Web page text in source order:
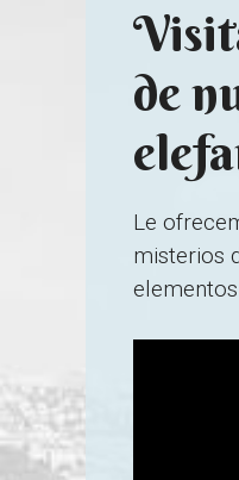
de
Le
misterios